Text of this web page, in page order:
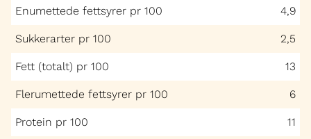
Enumettede fettsyrer pr 100 4,9
Sukkerarter pr 100 2,5
Fett (totalt) pr 100 13
Flerumettede fettsyrer pr 100 6
Protein pr 100 11